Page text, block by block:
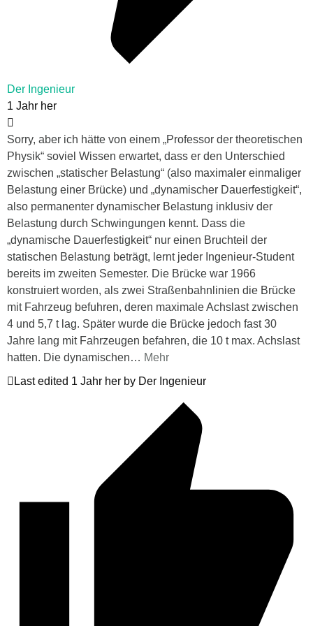
Der Ingenieur
1 Jahr her
Sorry, aber ich hätte von einem „Professor der theoretischen
Physik“ soviel Wissen erwartet, dass er den Unterschied
zwischen „statischer Belastung“ (also maximaler einmaliger
Belastung einer Brücke) und „dynamischer Dauerfestigkeit“,
also permanenter dynamischer Belastung inklusiv der
Belastung durch Schwingungen kennt. Dass die
„dynamische Dauerfestigkeit“ nur einen Bruchteil der
statischen Belastung beträgt, lernt jeder Ingenieur-Student
bereits im zweiten Semester. Die Brücke war 1966
konstruiert worden, als zwei Straßenbahnlinien die Brücke
mit Fahrzeug befuhren, deren maximale Achslast zwischen
4 und 5,7 t lag. Später wurde die Brücke jedoch fast 30
Jahre lang mit Fahrzeugen befahren, die 10 t max. Achslast
hatten. Die dynamischen… Mehr
Last edited 1 Jahr her by Der Ingenieur